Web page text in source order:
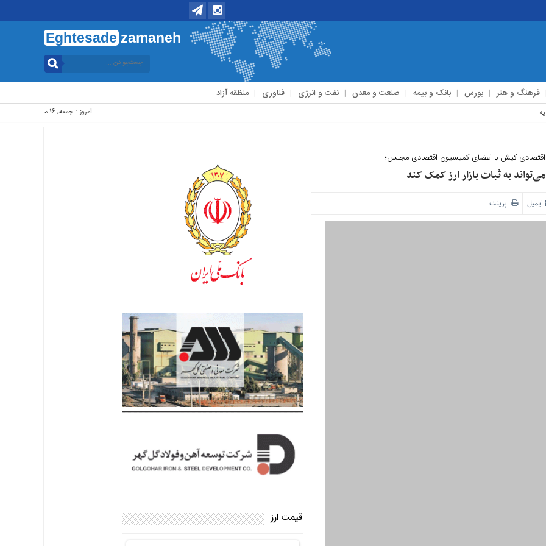
Eghtesade zamaneh
فرهنگ و هنر بورس بانک و بیمه صنعت و معدن نفت و انرژی فناوری منظقه آزاد
امروز : جمعه, ۱۶ مرداد , ۱۴۰۵ .::. برابر با : Friday, 7 August , 2026
اقتصادی کیش با اعضای کمیسیون اقتصادی مجلس؛
به ثبات بازار ارز کمک کند
ایمیل پرینت
قیمت ارز